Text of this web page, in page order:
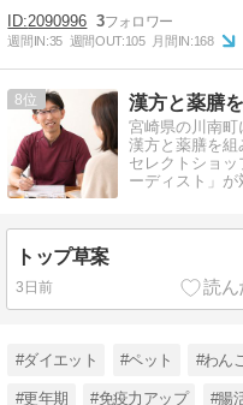
2090996 3
週間IN:35 週間OUT:105 月間IN:168
8
宮崎県の川南町
漢方と薬膳を
セレクトショ
ーディスト」
トップ草案
3日前
#ダイエット #ペット #わん
#更年期 #免疫力アップ #腸